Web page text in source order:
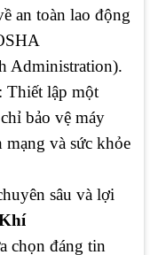
an toàn lao động
Administration).
: Thiết lập một
bảo vệ máy
và sức khỏe
sâu và lợi
chọn đáng tin